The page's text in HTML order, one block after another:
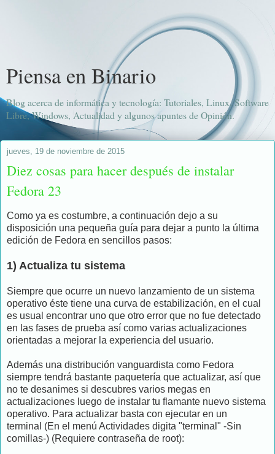
Piensa en Binario
Blog acerca de informática y tecnología: Tutoriales, Linux, Software
Libre, Windows, Actualidad y algunos apuntes de Opinión.
jueves, 19 de noviembre de 2015
Diez cosas para hacer después de instalar
Fedora 23
Como ya es costumbre, a continuación dejo a su
disposición una pequeña guía para dejar a punto la última
edición de Fedora en sencillos pasos:
1) Actualiza tu sistema
Siempre que ocurre un nuevo lanzamiento de un sistema
operativo éste tiene una curva de estabilización, en el cual
es usual encontrar uno que otro error que no fue detectado
en las fases de prueba así como varias actualizaciones
orientadas a mejorar la experiencia del usuario.
Además una distribución vanguardista como Fedora
siempre tendrá bastante paquetería que actualizar, así que
no te desanimes si descubres varios megas en
actualizaciones luego de instalar tu flamante nuevo sistema
operativo. Para actualizar basta con ejecutar en un
terminal (En el menú Actividades digita "terminal" -Sin
comillas-) (Requiere contraseña de root):